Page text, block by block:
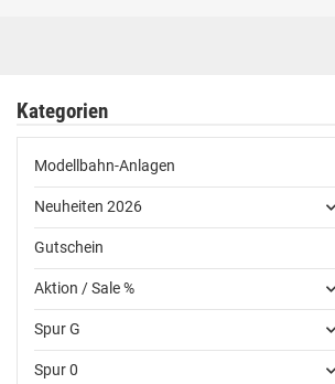
Kategorien
Modellbahn-Anlagen
Neuheiten 2026
Gutschein
Aktion / Sale %
Spur G
Spur 0